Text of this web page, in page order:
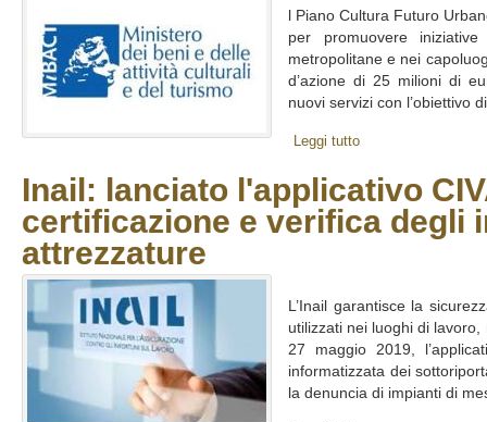
l Piano Cultura Futuro
per promuovere
metropolitane e nei
d’azione di 25 milioni di
nuovi servizi con l’obiettivo
Leggi tutto
Inail: lanciato l'applicativo
certificazione e verifica degli
attrezzature
L’Inail garantisce la
utilizzati nei luoghi di
27 maggio 2019,
informatizzata dei
la denuncia di impianti di